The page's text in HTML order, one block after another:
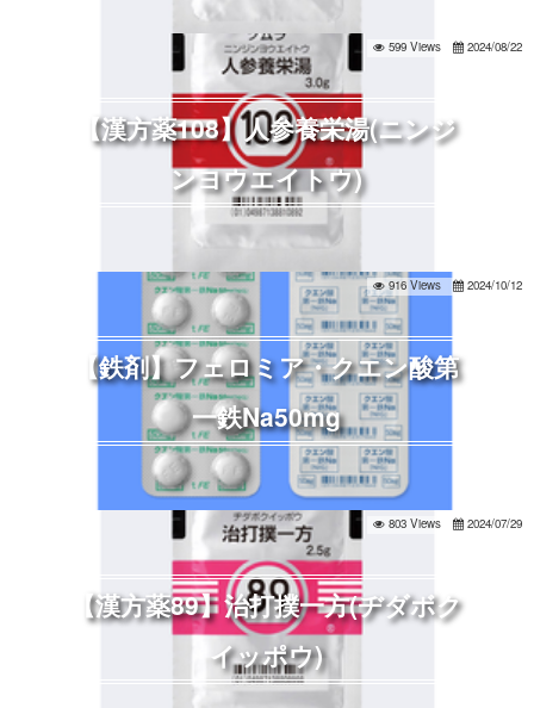
【漢方薬108】人参養栄湯(ニンジ
ンヨウエイトウ)
599 Views 2024/08/22
【鉄剤】フェロミア・クエン酸第
一鉄Na50mg
916 Views 2024/10/12
【漢方薬89】治打撲一方(ヂダボク
イッポウ)
803 Views 2024/07/29